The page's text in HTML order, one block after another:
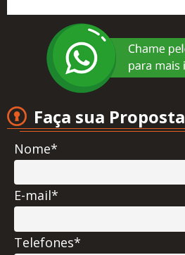
Faça sua Proposta
Nome*
E-mail*
Telefones*